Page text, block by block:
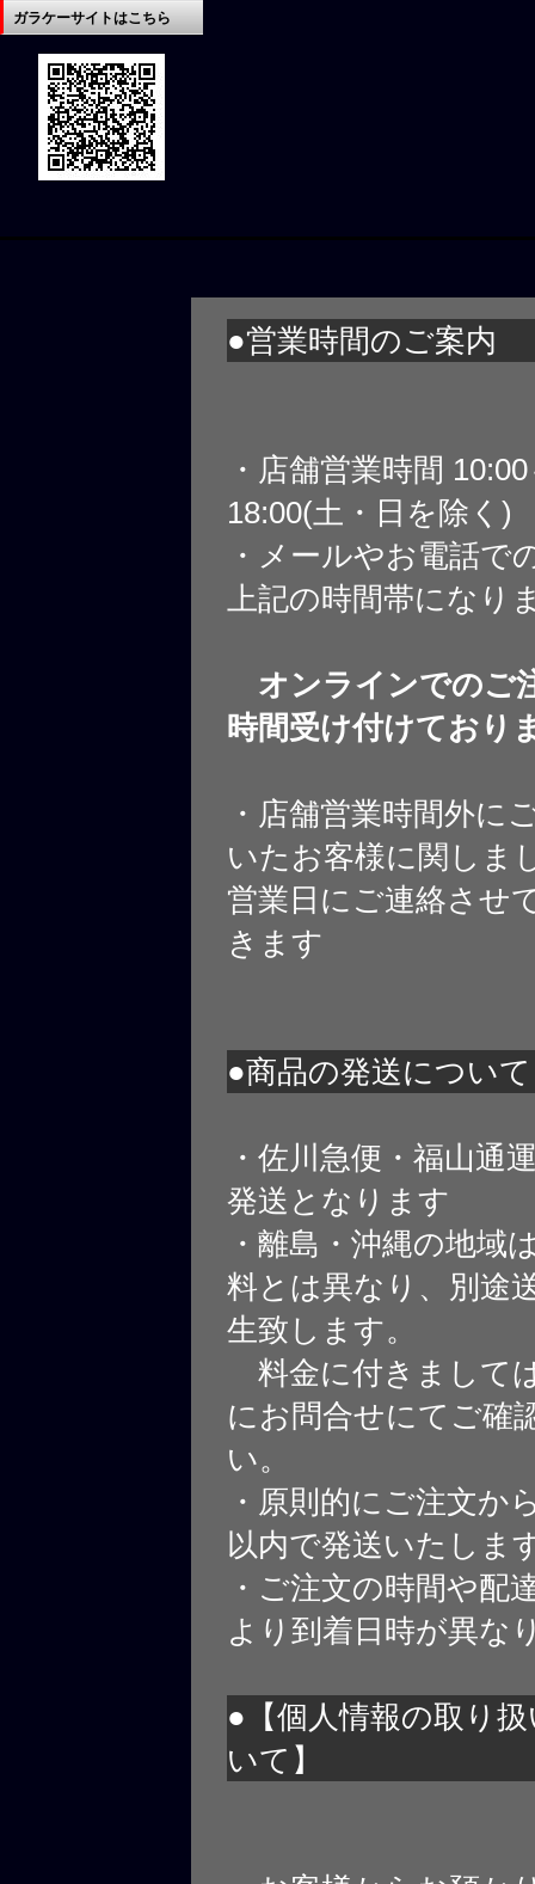
ガラケーサイトはこちら
●営業時間のご案内
・店舗営業時間
18:00(土・日を除く)
・メールやお電話で
上記の時間帯になり
オンラインでのご
時間受け付けており
・店舗営業時間外に
いたお客様に関しま
営業日にご連絡させ
きます
●商品の発送について
・佐川急便・福山通
発送となります
・離島・沖縄の地域
料とは異なり、別途
生致します。
料金に付きまして
にお問合せにてご確
い。
・原則的にご注文か
以内で発送いたしま
・ご注文の時間や配
より到着日時が異な
●【個人情報の取り
いて】